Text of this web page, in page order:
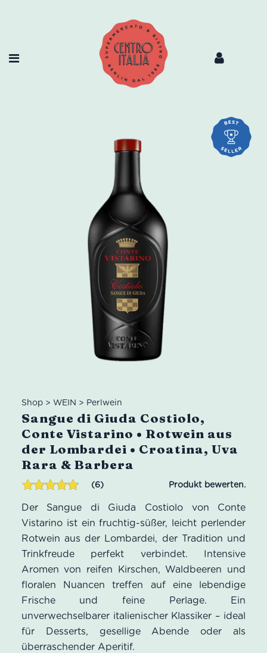
Shop> WEIN > Perlwein
Sangue di Giuda Costiolo,
Conte Vistarino • Rotwein aus
der Lombardei • Croatina, Uva
Rara & Barbera
5.00
von 5,
basierend
auf
Kundenbewertungen
6
Der Sangue di Giuda Costiolo von Conte
Vistarino ist ein fruchtig-süßer, leicht perlender
Rotwein aus der Lombardei, der Tradition und
Trinkfreude perfekt verbindet. Intensive
Aromen von reifen Kirschen, Waldbeeren und
floralen Nuancen treffen auf eine lebendige
Frische und feine Perlage. Ein
unverwechselbarer italienischer Klassiker – ideal
für Desserts, gesellige Abende oder als
überraschender Aperitif.